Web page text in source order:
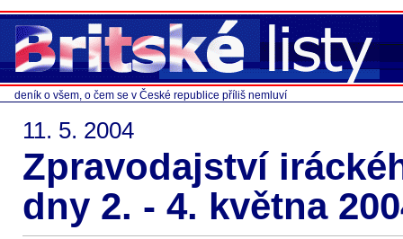
deník o všem, o čem se v České republice příliš nemluví
11. 5. 2004
Zpravodajství
dny 2. - 4. května